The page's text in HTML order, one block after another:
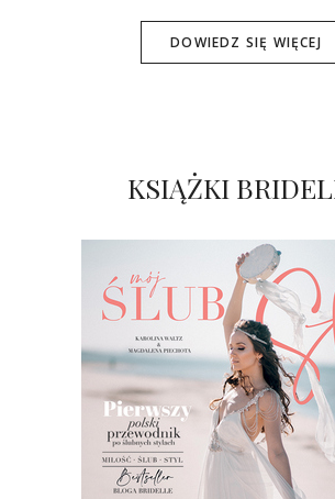
DOWIEDZ SIĘ WIĘCEJ
KSIĄŻKI